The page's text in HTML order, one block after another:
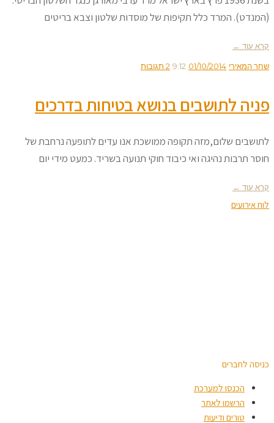
(המנדט). המרד כלל תקיפות של מוסדות שלטון וצבא בריטים
קרא עוד ←
שחר המאירי 01/10/2014
9:12 2 תגובות
פניה לתושבים בנושא בטיחות בדרכים
לתושבים שלום,מזה תקופה ממושכת אנו עדים לתופעה נרחבת של
חוסר תרבות נהיגה ואי כיבוד חוקי תנועה בשריד. כמעט מידי יום
קרא עוד ←
לוח אירועים
כניסה לחברים
הכנסו למערכת
הרשמו לאתר
טורים ודיעות